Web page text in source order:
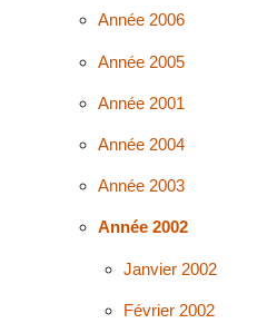
Année 2006
Année 2005
Année 2001
Année 2004
Année 2003
Année 2002
Janvier 2002
Février 2002